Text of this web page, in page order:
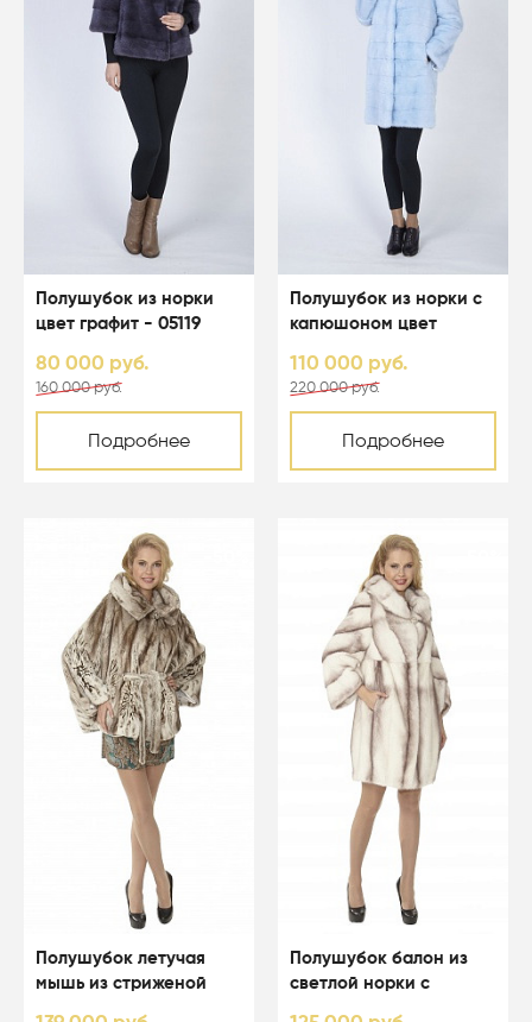
Полушубок из норки
цвет графит - 05119
80 000 руб.
160 000 руб.
Подробнее
Полушубок из норки с
капюшоном цвет
110 000 руб.
220 000 руб.
Подробнее
Полушубок летучая
мышь из стриженой
Полушубок балон из
светлой норки с